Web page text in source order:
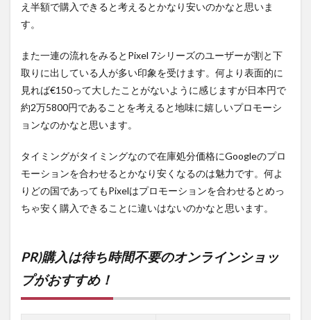
え半額で購入できると考えるとかなり安いのかなと思いま
す。
また一連の流れをみるとPixel 7シリーズのユーザーが割と下
取りに出している人が多い印象を受けます。何より表面的に
見れば€150って大したことがないように感じますが日本円で
約2万5800円であることを考えると地味に嬉しいプロモーシ
ョンなのかなと思います。
タイミングがタイミングなので在庫処分価格にGoogleのプロ
モーションを合わせるとかなり安くなるのは魅力です。何よ
りどの国であってもPixelはプロモーションを合わせるとめっ
ちゃ安く購入できることに違いはないのかなと思います。
PR)購入は待ち時間不要のオンラインショッ
プがおすすめ！